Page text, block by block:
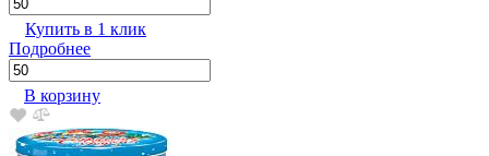
Купить в 1 клик
Подробнее
В корзину